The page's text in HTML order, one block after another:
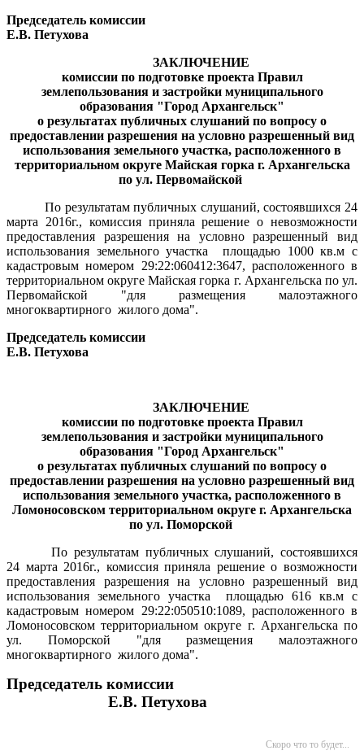
Председатель комиссии
Е.В. Петухова
ЗАКЛЮЧЕНИЕ
комиссии по подготовке проекта Правил
землепользования и застройки муниципального
образования "Город Архангельск"
о результатах публичных слушаний по вопросу о
предоставлении разрешения на условно разрешенный вид
использования земельного участка, расположенного в
территориальном округе Майская горка г. Архангельска
по ул. Первомайской
По результатам публичных слушаний, состоявшихся 24
марта 2016г., комиссия приняла решение о невозможности
предоставления разрешения на условно разрешенный вид
использования земельного участка
площадью 1000 кв.м с
кадастровым номером 29:22:060412:3647, расположенного в
территориальном округе Майская горка г. Архангельска по ул.
Первомайской "для размещения малоэтажного
многоквартирного жилого дома".
Председатель комиссии
Е.В. Петухова
ЗАКЛЮЧЕНИЕ
комиссии по подготовке проекта Правил
землепользования и застройки муниципального
образования "Город Архангельск"
о результатах публичных слушаний по вопросу о
предоставлении разрешения на условно разрешенный вид
использования земельного участка, расположенного в
Ломоносовском территориальном округе г. Архангельска
по ул. Поморской
По результатам публичных слушаний, состоявшихся
24 марта 2016г., комиссия приняла решение о возможности
предоставления разрешения на условно разрешенный вид
использования земельного участка
площадью 616 кв.м с
кадастровым номером 29:22:050510:1089, расположенного в
Ломоносовском территориальном округе г. Архангельска по
ул. Поморской "для размещения малоэтажного
многоквартирного жилого дома".
Председатель комиссии
Е.В. Петухова
Скоро что то будет...